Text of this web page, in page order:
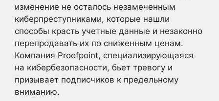
изменение не осталось незамеченным
киберпреступниками, которые нашли
способы красть учетные данные и незаконно
перепродавать их по сниженным ценам.
Компания Proofpoint, специализирующаяся
на кибербезопасности, бьет тревогу и
призывает подписчиков к предельному
вниманию.